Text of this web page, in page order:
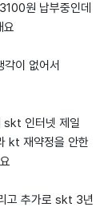
원 납부중인데
요
이 없어서
skt 인터넷 제일
kt 재약정을 안한
고 추가로 skt 3년